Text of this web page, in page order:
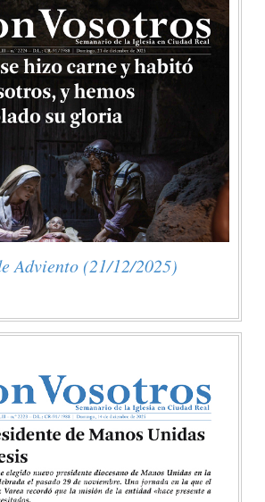
Adviento (21/12/2025)